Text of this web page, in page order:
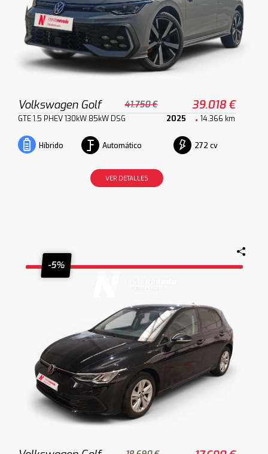
Volkswagen Golf 41.750 € 39.018 €
GTE 1.5 PHEV 130kW 85kW DSG 2025 14.366 km
Híbrido Automático 272 cv
VER DETALLES
-5%